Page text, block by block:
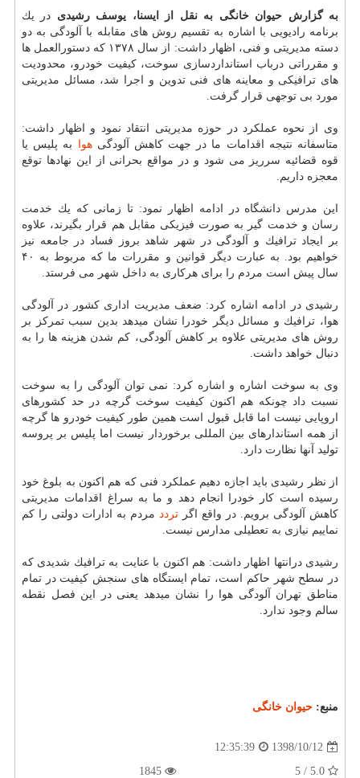
به گزارش حیوان خانگی به نقل از ایسنا، یوسف رشیدی در یك
برنامه رادیویی با اشاره به تقسیم روش های مقابله با آلودگی به دو
دسته مدیریتی و فنی، اظهار داشت: از سال ۱۳۷۸ كه دستورالعمل ها
و مقرراتی درباب استانداردسازی سوخت، كیفیت خودرو، محدودیت
های ترافیكی و معاینه های فنی تدوین و اجرا شد، مسائل مدیریتی
مورد بی توجهی قرار گرفت.
وی از نحوه عملكرد در حوزه مدیریتی انتقاد نمود و اظهار داشت:
متاسفانه نتیجه اقدامات ما در جهت كاهش آلودگیهوا به پلیس یا
قوه قضائیه سرریز می شود و در مواقع بحرانی از این نهادها توقع
معجزه داریم.
این مدرس دانشگاه در ادامه اظهار نمود: تا زمانی كه یك خدمت
رسان و خدمت گیر به صورت فیزیكی مقابل هم قرار بگیرند، علاوه
بر ایجاد ترافیك و آلودگی در شهر شاهد بروز فساد در جامعه نیز
خواهیم بود. به عبارت دیگر قوانین و مقررات ما كه مربوط به ۴۰
سال پیش است مردم را برای هركاری به داخل شهر می فرستد.
رشیدی در ادامه اشاره كرد: ضعف مدیریت اداری كشور در آلودگی
هوا، ترافیك و مسائل دیگر خودرا نشان میدهد بدین سبب تمركز بر
روش های مدیریتی علاوه بر كاهش آلودگی، كم شدن هزینه ها را به
دنبال خواهد داشت.
وی به سوخت اشاره و اشاره كرد: نمی توان آلودگی را به سوخت
نسبت داد چونكه هم اكنون كیفیت سوخت گرچه در حد كشورهای
اروپایی نیست اما قابل قبول است همین طور كیفیت خودرو ها گرچه
از همه استاندارهای بین المللی برخوردار نیست اما پلیس بر پروسه
تولید آنها نظارت دارد.
از نظر رشیدی باید اجازه دهیم عملكرد فنی كه هم اكنون به بلوغ خود
رسیده است كار خودرا انجام دهد و ما به سراغ اقدامات مدیریتی
كاهش آلودگی برویم. در واقع اگر تردد مردم به ادارات دولتی را كم
نماییم نیازی به تعطیلی مدارس نیست.
رشیدی درانتها اظهار داشت: هم اكنون با عنایت به ترافیك شدیدی كه
در سطح شهر حاكم است، تمام ایستگاه های سنجش كیفیت در تمام
مناطق تهران آلودگی هوا را نشان میدهد یعنی در این فصل نقطه
سالم وجود ندارد.
منبع: حیوان خانگی
1398/10/12
12:35:39